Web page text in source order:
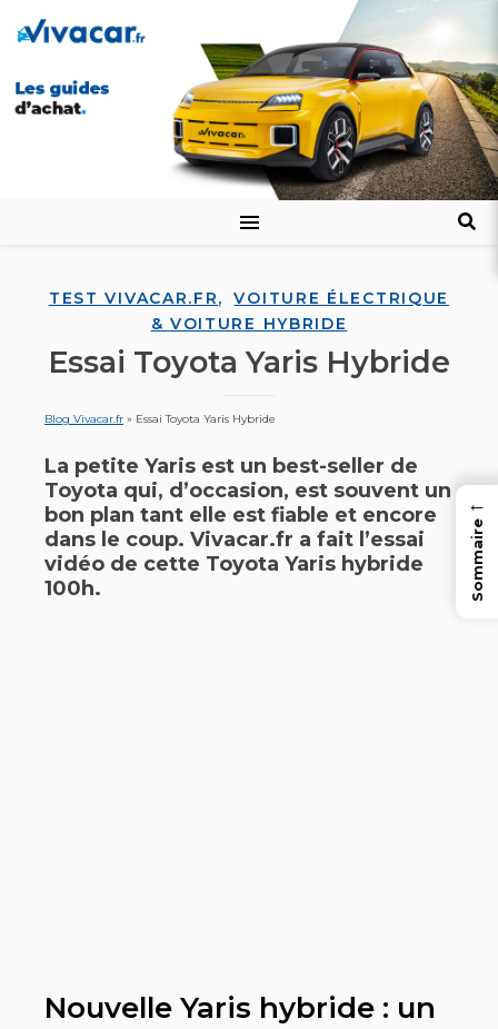
TEST VIVACAR.FR,VOITURE ÉLECTRIQUE
& VOITURE HYBRIDE
Essai Toyota Yaris Hybride
Blog Vivacar.fr » Essai Toyota Yaris Hybride
La petite Yaris est un best-seller de
Toyota qui, d’occasion, est souvent un
bon plan tant elle est fiable et encore
dans le coup. Vivacar.fr a fait l’essai
vidéo de cette Toyota Yaris hybride
100h.
Nouvelle Yaris hybride : un
←
Sommaire